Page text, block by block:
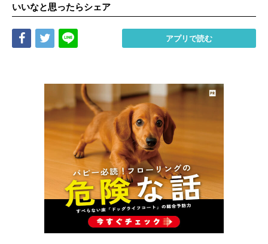
いいなと思ったらシェア
Share Tweet アプリで読む